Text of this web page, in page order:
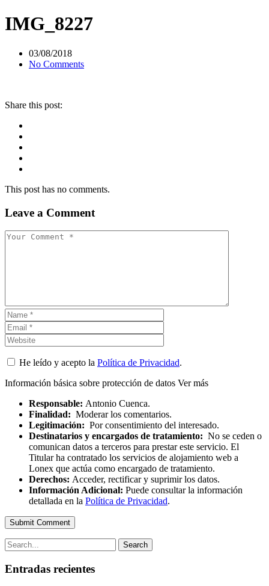
IMG_8227
03/08/2018
No Comments
Share this post:
This post has no comments.
Leave a Comment
He leído y acepto la Política de Privacidad.
Información básica sobre protección de datos Ver más
Responsable: Antonio Cuenca.
Finalidad: Moderar los comentarios.
Legitimación: Por consentimiento del interesado.
Destinatarios y encargados de tratamiento: No se ceden o
comunican datos a terceros para prestar este servicio. El
Titular ha contratado los servicios de alojamiento web a
Lonex que actúa como encargado de tratamiento.
Derechos: Acceder, rectificar y suprimir los datos.
Información Adicional: Puede consultar la información
detallada en la Política de Privacidad.
Submit Comment
Search
Entradas recientes